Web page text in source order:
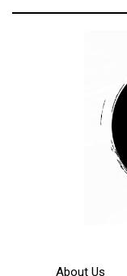
About Us